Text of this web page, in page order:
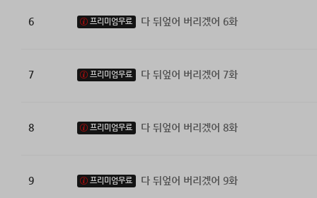
6 프리미엄무료 다 뒤엎어 버리겠어 6화
7 프리미엄무료 다 뒤엎어 버리겠어 7화
8 프리미엄무료 다 뒤엎어 버리겠어 8화
9 프리미엄무료 다 뒤엎어 버리겠어 9화